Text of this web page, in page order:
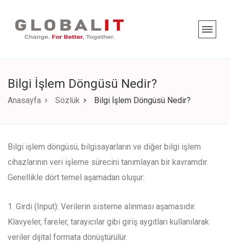
Bilgi İşlem Döngüsü Nedir?
Anasayfa Sözlük Bilgi İşlem Döngüsü Nedir?
Bilgi işlem döngüsü, bilgisayarların ve diğer bilgi işlem
cihazlarının veri işleme sürecini tanımlayan bir kavramdır.
Genellikle dört temel aşamadan oluşur:
1. Girdi (Input): Verilerin sisteme alınması aşamasıdır.
Klavyeler, fareler, tarayıcılar gibi giriş aygıtları kullanılarak
veriler dijital formata dönüştürülür.